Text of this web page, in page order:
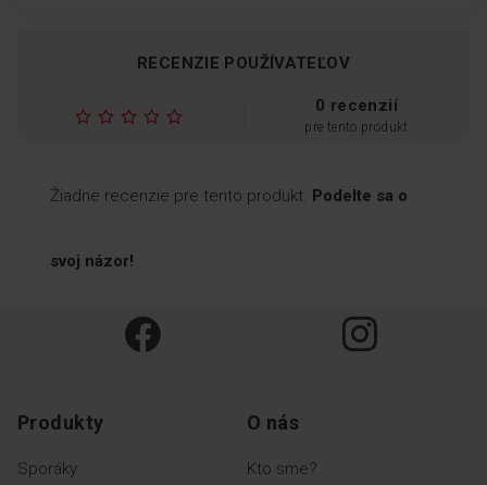
RECENZIE POUŽÍVATEĽOV
0 recenzií
pre tento produkt
Žiadne recenzie pre tento produkt. Podelte sa o
svoj názor!
Produkty
Sporáky
O nás
Kto sme?